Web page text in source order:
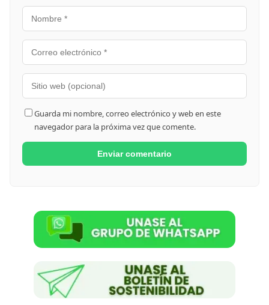
Guarda mi nombre, correo electrónico y web en este
navegador para la próxima vez que comente.